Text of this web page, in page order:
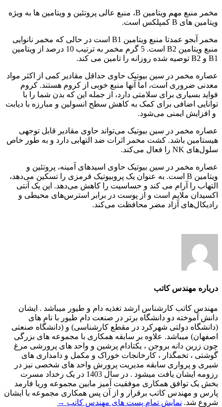
مخمر منبع مهم ویتامین B، منبع عالی پروتئین و ویتامین ها به ویژه
ویتامین های B کمپلکس است.
مخمر آبجو عمدتا منبع ویتامین B1 است در حالی که مخمر نانوایی
منبع ویتامین B2 است. 5 گرم مخمر به ترتیب 10 درصد از ویتامین
B1 و B2 توصیه شده روزانه را تامین می کند.
عصاره مخمر در سین بیوتیک حاوی حداقل مقادیر کمی از اکثر مواد
معدنی ضروری است، اما آنها منبع خوبی از کروم هستند. کروم
فواید بسیاری برای سلامتی دارد، از جمله این که بدن شما را با
توانایی اضافی برای کمک به کاهش سطح انسولین و مبارزه با دیابت
و افزایش ایمنی می‌شود.
عصاره مخمر در سین بیوتیک می‌تواند حاوی مقادیر قابل توجهی
هیستامین باشد. کشت مخمر اثرات ضد التهابی دارد و به طور خاص
سلول‌های NK را فعال می‌کند.
عصاره مخمر در سین بیوتیک حاوی اسیدهای آمینه، پروتئین و
ویتامین B است. به عنوان یک پروبیوتیک قرمزی را تسکین می‌دهد،
التهاب را آرام می کند و حساسیت را کاهش می‌دهد. این یک آنتی
اکسیدان ملایم است و از پوست در برابر استرس‌های محیطی و
رادیکال‌های آزاد مضر محافظت می‌کند.
درباره مهندس کاتب
مهندس کاتب کارشناس ارشد تغذیه دام و طیور میباشد . ایشان
دانش آموخته دو دانشگاه برتر در صنعت دام طیور با نام های
(دانشگاه دولتی شهرکرد در مقطع کارشناسی) و (دانشگاه صنعتی
اصفهان) میباشد. علاوه بر سابقه همکاری با مجموعه های بزرگی
چون زرین دانه بروجن ، یکتادام پرشین و واحد های پرورشی مرغ
گوشتی ، تخمگذار ، کارخانجات خوراک و مکمل و دامداری های
شیری و پرواری سابقه مدیریت پرورش واحد های شخصی نیز در
رزومه ایشان یافت میشود . در سال 1403 در یک رخداد مسرت
بخش یک توافق همکاری موفقیت آمیز مابین مجموعه وریا فارمد
پارس و مهندس کاتب برقرار و از آن پس همکاری مجموعه با ایشان
شروع شد. نمایش تمام پست های مهندس کاتب →